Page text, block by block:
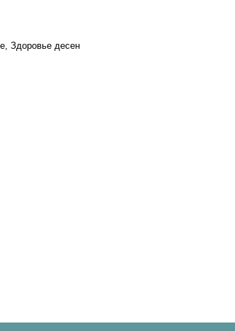
Здоровье десен